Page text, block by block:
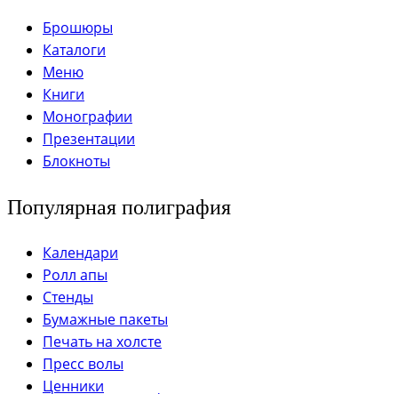
Брошюры
Каталоги
Меню
Книги
Монографии
Презентации
Блокноты
Популярная полиграфия
Календари
Ролл апы
Стенды
Бумажные пакеты
Печать на холсте
Пресс волы
Ценники